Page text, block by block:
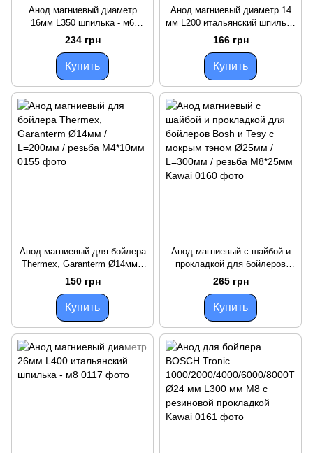
Анод магниевый диаметр
16мм L350 шпилька - м6
Италия
234 грн
Купить
Анод магниевый диаметр 14
мм L200 итальянский шпилька
- м4
166 грн
Купить
Анод магниевый для бойлера
Thermex, Garanterm Ø14мм /
L=200мм / резьба M4*10мм
150 грн
Купить
Анод магниевый с шайбой и
прокладкой для бойлеров
Bosh и Tesy с мокрым тэном
Ø25мм / L=300мм / резьба
M8*25мм Kawai
265 грн
Купить